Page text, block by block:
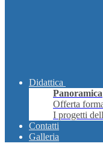
Didattica
Panoramica
Offerta
I progetti
Contatti
Galleria